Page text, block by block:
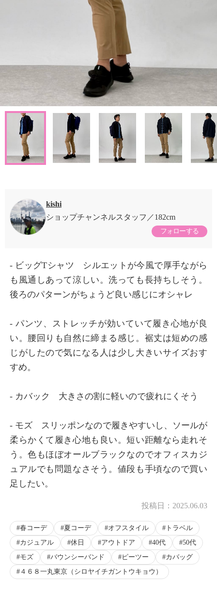
kishi
ショップチャンネルスタッフ
182cm
フォローする
- ビッグTシャツ シルエットが今風で厚手ながら
も風通しあって涼しい。洗っても長持ちしそう。
後ろのパターンがちょうど良い感じにオシャレ
- パンツ、ストレッチが効いていて履き心地が良
い。腰回りも自然に締まる感じ。裾丈は短めの感
じがしたので気になる人は少し大きいサイズおす
すめ。
- カバック 大きさの割に軽いので疲れにくそう
- モズ スリッポンなので履きやすいし、ソールが
柔らかくて履き心地も良い。短い距離なら走れそ
う。色もほぼオールブラックなのでオフィスカジ
ュアルでも問題なさそう。値段も手頃なので買い
足したい。
投稿日： 2025.06.03
春コーデ 夏コーデ オフスタイル
トラベル
カジュアル
休日 アウトドア 40代
50代
モズ
バウンシーバンド ピーツー
カバッグ
４６８一丸東京（シロヤイチガントウキョウ）